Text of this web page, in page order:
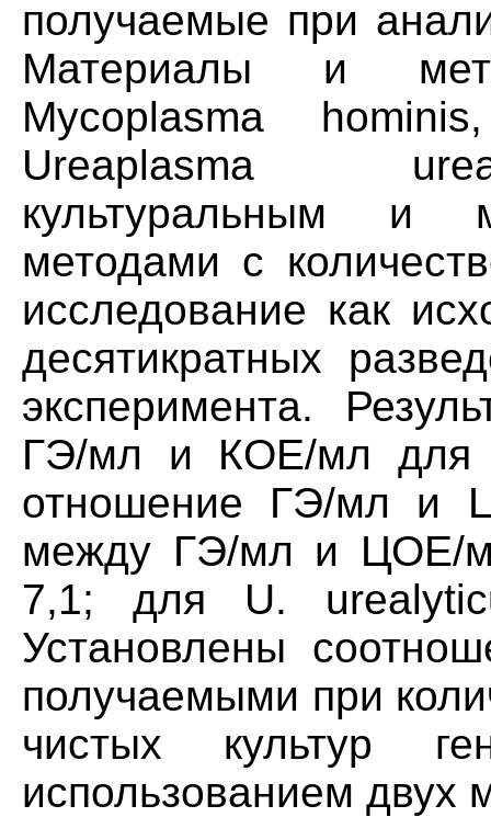
получаемые при
Материалы и
Mycoplasma
Ureaplasma
культуральным и
методами с
исследование как
десятикратных
эксперимента.
ГЭ/мл и КОЕ/мл для
отношение ГЭ/мл и
между ГЭ/мл и ЦОЕ/
7,1; для U.
Установлены
получаемыми при
чистых культур
использованием двух